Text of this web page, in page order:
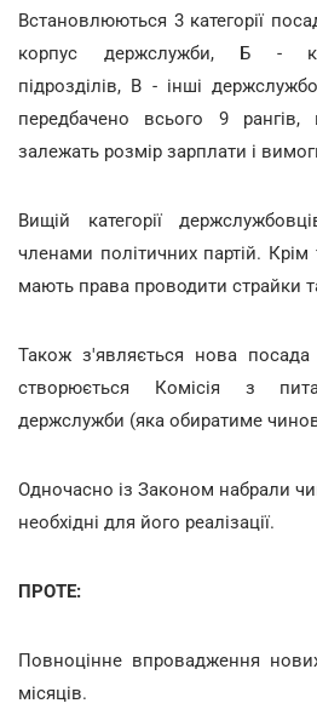
Встановлюються 3 категорії
корпус держслужби, Б -
підрозділів, В - інші
передбачено всього 9 рангів,
залежать розмір зарплати і
Вищій категорії
членами політичних партій.
мають права проводити страйки
Також з'являється нова
створюється Комісія з
держслужби (яка обиратиме
Одночасно із Законом набрали
необхідні для його реалізації.
ПРОТЕ:
Повноцінне впровадження
місяців.